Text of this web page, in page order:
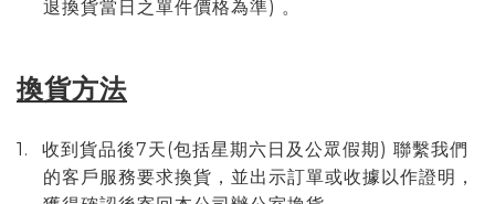
退換貨當日之單件價格為準) 。
換貨方法
1. 收到貨品後7天(包括星期六日及公眾假期 ) 聯繫我們
的客戶服務要求換貨，並出示訂單或收據以作證明，